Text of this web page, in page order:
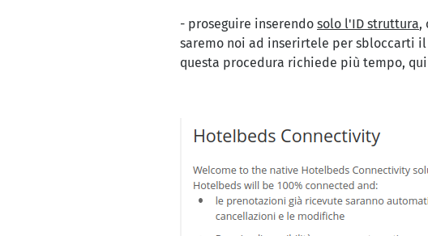
- proseguire inserendo solo l'ID struttura,
saremo noi ad inserirtele per sbloccarti
questa procedura richiede più tempo,